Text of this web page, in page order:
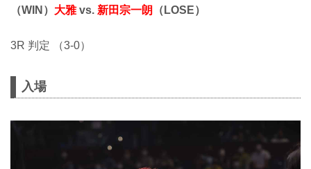
（WIN） 大雅vs. 新田宗一朗 （LOSE）
3R 判定 （3-0）
入場